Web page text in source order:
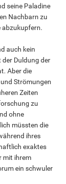
seine Paladine
Nachbarn zu
abzukupfern.
auch kein
der Duldung der
Aber die
Strömungen
Zeiten
zu
ohne
müssten die
ihres
exaktes
mit ihrem
ein schwuler